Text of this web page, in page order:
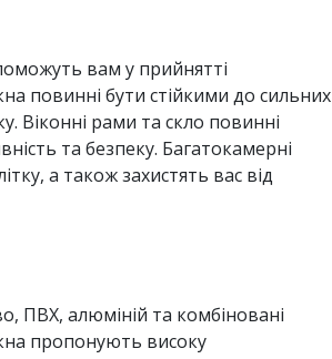
вам у прийнятті
повинні бути стійкими до сильних
Віконні рами та скло повинні
та безпеку. Багатокамерні
а також захистять вас від
ПВХ, алюміній та комбіновані
пропонують високу